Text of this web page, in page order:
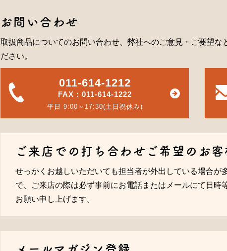
お問い合わせ
取扱商品についてのお問い合わせ、弊社へのご意見・ご要望な
ださい。
011-614-1212
FAX：011-614-1222
平日 9:00～17:30(土日祝休み)
ご来店での打ち合わせご希望のお客
せっかくお越しいただいても担当者が外出している場合が
で、ご来店の際は必ず事前にお電話またはメールにて日時
お願い申し上げます。